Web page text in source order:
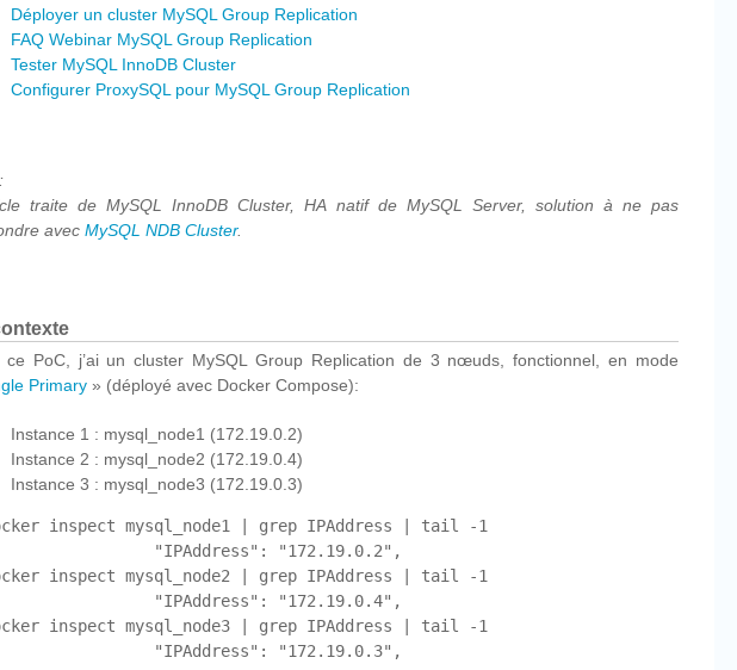
Déployer un cluster MySQL Group Replication
FAQ Webinar MySQL Group Replication
Tester MySQL InnoDB Cluster
Configurer ProxySQL pour MySQL Group Replication
traite de MySQL InnoDB Cluster, HA natif de MySQL Server, solution à ne pas
avec MySQL NDB Cluster.
ce PoC, j’ai un cluster MySQL Group Replication de 3 nœuds, fonctionnel, en mode
Primary » (déployé avec Docker Compose):
Instance 1 : mysql_node1 (172.19.0.2)
Instance 2 : mysql_node2 (172.19.0.4)
Instance 3 : mysql_node3 (172.19.0.3)
inspect mysql_node1 | grep IPAddress | tail -1
"IPAddress": "172.19.0.2",
inspect mysql_node2 | grep IPAddress | tail -1
"IPAddress": "172.19.0.4",
inspect mysql_node3 | grep IPAddress | tail -1